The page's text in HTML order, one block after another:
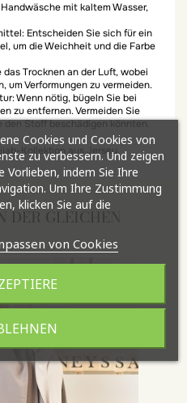
mit kaltem Wasser,
Entscheiden Sie sich für ein
um die Weichheit und die Farbe
Trocknen an der Luft, wobei
um Verformungen zu vermeiden.
Wenn nötig, bügeln Sie bei
zu entfernen. Vermeiden Sie
den Stoff beschädigen könnten.
Kollektion aus Jersey.
DER GLEICHEN
Cookies und Cookies von
zu verbessern. Und zeigen
Vorlieben, indem Sie Ihre
Um Ihre Zustimmung
klicken Sie auf die
von Cookies